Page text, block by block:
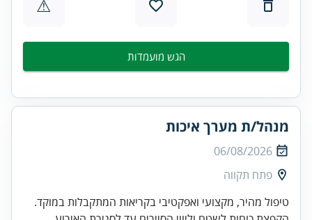
⚠
הגש מועמדות
מנהל/ת מערך איכות
06/08/2026
פתח תקווה